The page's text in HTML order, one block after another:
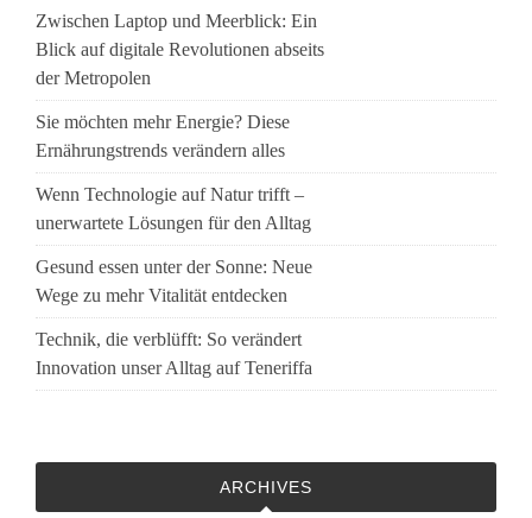
Zwischen Laptop und Meerblick: Ein
Blick auf digitale Revolutionen abseits
der Metropolen
Sie möchten mehr Energie? Diese
Ernährungstrends verändern alles
Wenn Technologie auf Natur trifft –
unerwartete Lösungen für den Alltag
Gesund essen unter der Sonne: Neue
Wege zu mehr Vitalität entdecken
Technik, die verblüfft: So verändert
Innovation unser Alltag auf Teneriffa
ARCHIVES